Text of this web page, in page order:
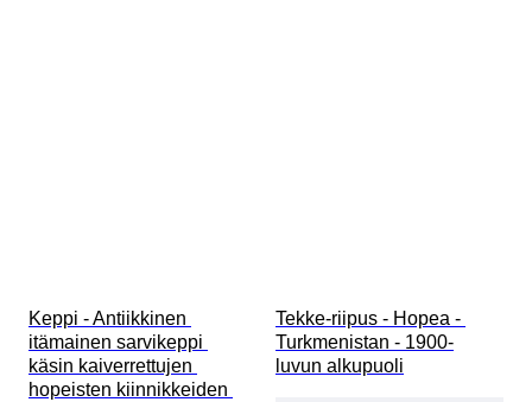
Keppi - Antiikkinen
itämainen sarvikeppi
käsin kaiverrettujen
hopeisten kiinnikkeiden
Tekke-riipus - Hopea -
Turkmenistan - 1900-
luvun alkupuoli